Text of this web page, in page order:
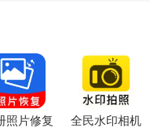
照片修复
全民水印相机